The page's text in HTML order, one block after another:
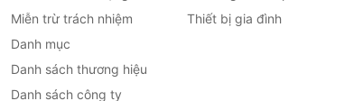
Miễn trừ trách nhiệm
Danh mục
Danh sách thương hiệu
Danh sách công ty
Thiết bị gia đình